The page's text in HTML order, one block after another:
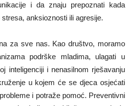
i da znaju prepoznati kada
anksioznosti ili agresije.
za sve nas. Kao društvo, moramo
podrške mladima, ulagati u
inteligenciji i nenasilnom rješavanju
u kojem će se djeca osjećati
i potraže pomoć. Preventivni